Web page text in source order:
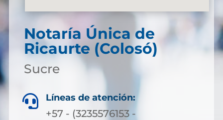
Notaría Única de
Ricaurte (Colosó)
Sucre
 Líneas de atención:
+57 - (3235576153 -